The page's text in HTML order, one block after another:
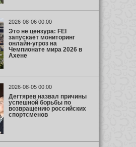
2026-08-06 00:00
Это не цензура: FEI
запускает мониторинг
онлайн-угроз на
Чемпионате мира 2026 в
Ахене
2026-08-05 00:00
Дегтярев назвал причины
успешной борьбы по
возвращению российских
спортсменов